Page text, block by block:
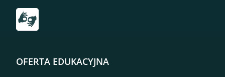
Przekierowanie do tłumacza on-line języka migowego
OFERTA EDUKACYJNA